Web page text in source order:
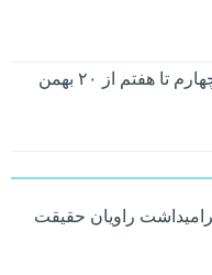
هفتم از ۲۰ بهمن
گرامیداشت راویان حقیقت